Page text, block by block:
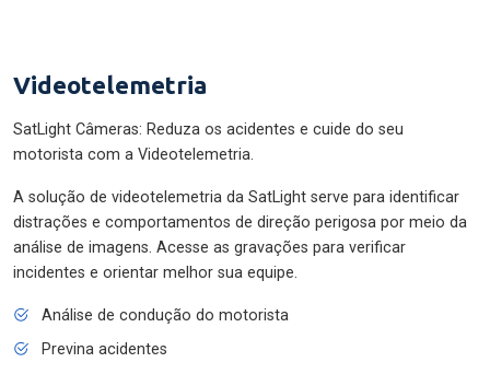
Videotelemetria
SatLight Câmeras: Reduza os acidentes e cuide do seu
motorista com a Videotelemetria.
A solução de videotelemetria da SatLight serve para identificar
distrações e comportamentos de direção perigosa por meio da
análise de imagens. Acesse as gravações para verificar
incidentes e orientar melhor sua equipe.
Análise de condução do motorista
Previna acidentes